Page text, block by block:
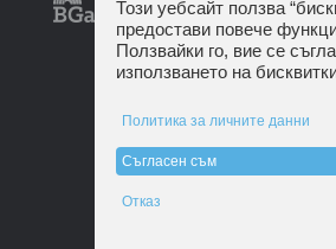
Този уебсайт ползва
предостави повече
Ползвайки го, вие се
използването на
Политика за личните данни
Съгласен съм
Отказ